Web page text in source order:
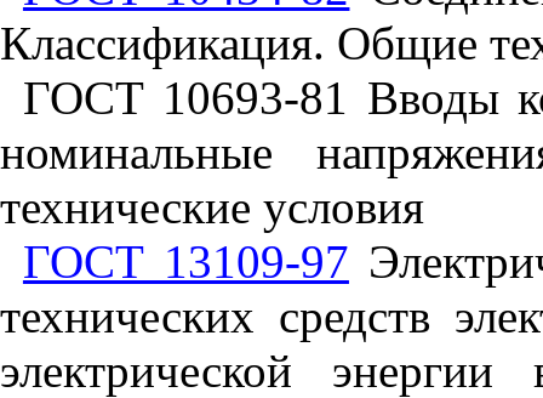
Классификация. Общие
ГОСТ 10693-81 Вводы
номинальные
технические условия
ГОСТ 13109-97
технических средств
электрической энергии